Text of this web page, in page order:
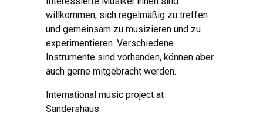
willkommen, sich regelmäßig zu treffen
und gemeinsam zu musizieren und zu
experimentieren. Verschiedene
Instrumente sind vorhanden, können aber
auch gerne mitgebracht werden.
International music project at
Sandershaus